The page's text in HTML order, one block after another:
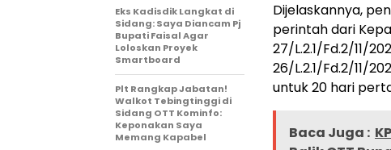
Dijelaskannya,
perintah dari
27/L.2.1/Fd.2/11/
26/L.2.1/Fd.2/11/
untuk 20 hari
Baca Juga :
Eks Kadisdik Langkat di
Sidang: Saya Diancam Pj
Bupati Faisal Agar
Loloskan Proyek
Smartboard
Plt Rangkap Jabatan!
Walkot Tebingtinggi di
Sidang OTT Kominfo:
Keponakan Saya
Memang Kapabel